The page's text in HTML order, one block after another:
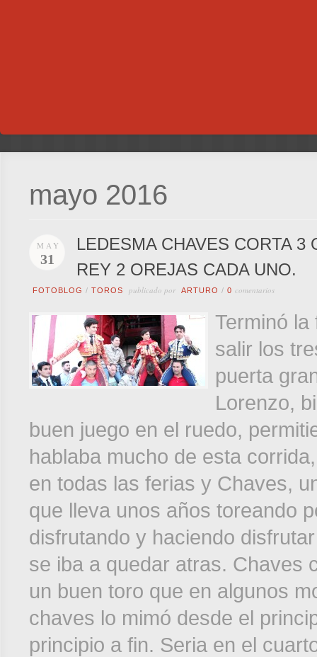
mayo 2016
MAY
31
LEDESMA CHAVES CORTA
REY 2 OREJAS CADA UNO.
FOTOBLOG / TOROS publicado por ARTURO / 0 comentarios
Terminó
salir los
puerta
Lorenzo,
buen juego en el ruedo,
hablaba mucho de esta
en todas las ferias y Chaves,
que lleva unos años toreando
disfrutando y haciendo
se iba a quedar atras. Chaves
un buen toro que en algunos
chaves lo mimó desde el
principio a fin. Seria en el